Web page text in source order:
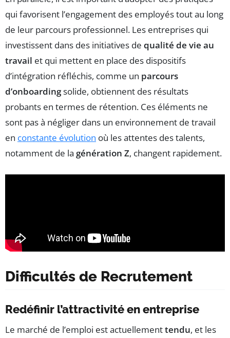
qui favorisent l’engagement des employés tout au long
de leur parcours professionnel. Les entreprises qui
investissent dans des initiatives de qualité de vie au
travail et qui mettent en place des dispositifs
d’intégration réfléchis, comme un parcours
d’onboardingsolide, obtiennent des résultats
probants en termes de rétention. Ces éléments ne
sont pas à négliger dans un environnement de travail
en constante évolution où les attentes des talents,
notamment de la génération Z, changent rapidement.
Difficultés de Recrutement
Redéfinir l’attractivité en entreprise
Le marché de l’emploi est actuellementtendu, et les